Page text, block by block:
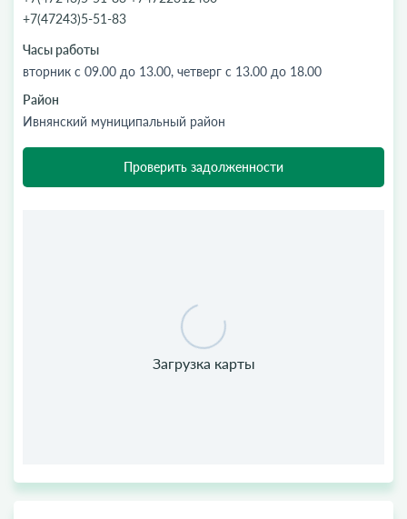
+7(47243)5-51-83
Часы работы
вторник с 09.00 до 13.00, четверг с 13.00 до 18.00
Район
Ивнянский муниципальный район
Проверить задолженности